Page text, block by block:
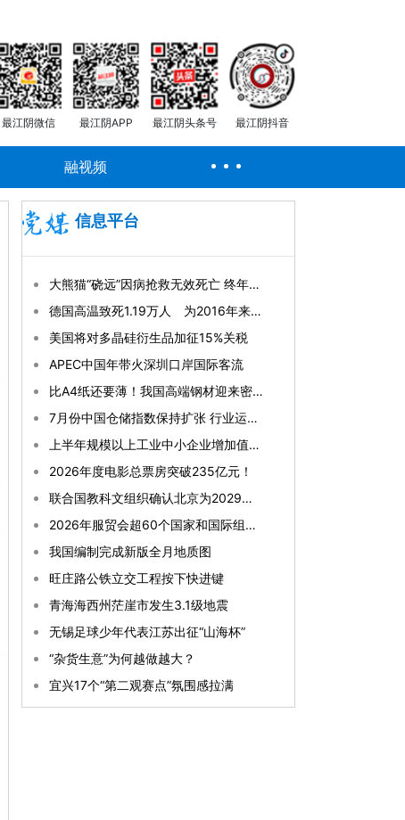
最江阴微信 最江阴APP 最江阴头条号 最江阴抖音
融视频
信息平台
大熊猫“硗远”因病抢救无效死亡 终年33岁
德国高温致死1.19万人 为2016年来最高纪录
美国将对多晶硅衍生品加征15%关税
APEC中国年带火深圳口岸国际客流
比A4纸还要薄！我国高端钢材迎来密集突破
7月份中国仓储指数保持扩张 行业运行韧性较强
上半年规模以上工业中小企业增加值同比增长5.8%
2026年度电影总票房突破235亿元！
联合国教科文组织确认北京为2029年“世界建筑之都”
2026年服贸会超60个国家和国际组织确认参展参会
我国编制完成新版全月地质图
旺庄路公铁立交工程按下快进键
青海海西州茫崖市发生3.1级地震
无锡足球少年代表江苏出征“山海杯”
“杂货生意”为何越做越大？
宜兴17个“第二观赛点”氛围感拉满